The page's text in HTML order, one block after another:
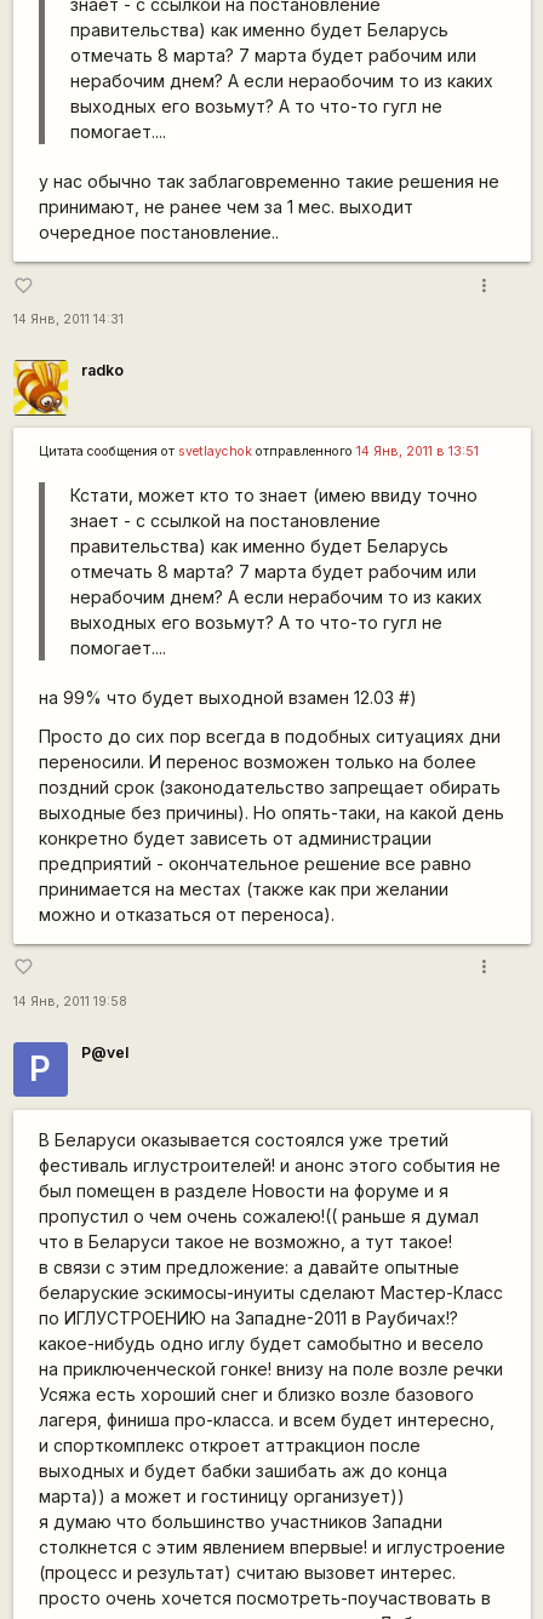
знает - с ссылкой на постановление
правительства) как именно будет Беларусь
отмечать 8 марта? 7 марта будет рабочим или
нерабочим днем? А если нераобочим то из каких
выходных его возьмут? А то что-то гугл не
помогает....
у нас обычно так заблаговременно такие решения не
принимают, не ранее чем за 1 мес. выходит
очередное постановление..
favorite_border
14 Янв, 2011 14:31
more_vert
radko
Цитата сообщения от svetlaychokотправленного 14 Янв, 2011 в 13:51
Кстати, может кто то знает (имею ввиду точно
знает - с ссылкой на постановление
правительства) как именно будет Беларусь
отмечать 8 марта? 7 марта будет рабочим или
нерабочим днем? А если нерабочим то из каких
выходных его возьмут? А то что-то гугл не
помогает....
на 99% что будет выходной взамен 12.03 #)
Просто до сих пор всегда в подобных ситуациях дни
переносили. И перенос возможен только на более
поздний срок (законодательство запрещает обирать
выходные без причины). Но опять-таки, на какой день
конкретно будет зависеть от администрации
предприятий - окончательное решение все равно
принимается на местах (также как при желании
можно и отказаться от переноса).
favorite_border
14 Янв, 2011 19:58
more_vert
P P@vel
В Беларуси оказывается состоялся уже третий
фестиваль иглустроителей! и анонс этого события не
был помещен в разделе Новости на форуме и я
пропустил о чем очень сожалею!(( раньше я думал
что в Беларуси такое не возможно, а тут такое!
в связи с этим предложение: а давайте опытные
беларуские эскимосы-инуиты сделают Мастер-Класс
по ИГЛУСТРОЕНИЮ на Западне-2011 в Раубичах!?
какое-нибудь одно иглу будет самобытно и весело
на приключенческой гонке! внизу на поле возле речки
Усяжа есть хороший снег и близко возле базового
лагеря, финиша про-класса. и всем будет интересно,
и спорткомплекс откроет аттракцион после
выходных и будет бабки зашибать аж до конца
марта)) а может и гостиницу организует))
я думаю что большинство участников Западни
столкнется с этим явлением впервые! и иглустроение
(процесс и результат) считаю вызовет интерес.
просто очень хочется посмотреть-поучаствовать в